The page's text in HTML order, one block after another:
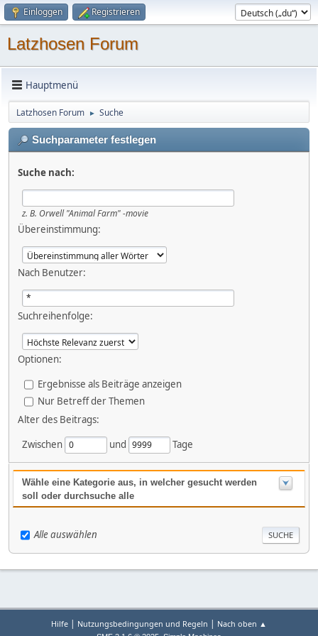
Einloggen Registrieren
Latzhosen Forum
Hauptmenü
Latzhosen Forum ► Suche
Suchparameter festlegen
Suche nach:
z. B. Orwell "Animal Farm" -movie
Übereinstimmung:
Nach Benutzer:
Suchreihenfolge:
Optionen:
Ergebnisse als Beiträge anzeigen
Nur Betreff der Themen
Alter des Beitrags:
Zwischen
und Tage
Wähle eine Kategorie aus, in welcher gesucht werden
soll oder durchsuche alle
Alle auswählen
Hilfe | Nutzungsbedingungen und Regeln | Nach oben ▲